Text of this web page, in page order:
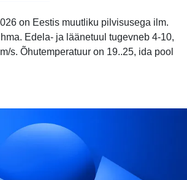
on Eestis muutliku pilvisusega ilm.
Edela- ja läänetuul tugevneb 4-10,
s. Õhutemperatuur on 19..25, ida pool